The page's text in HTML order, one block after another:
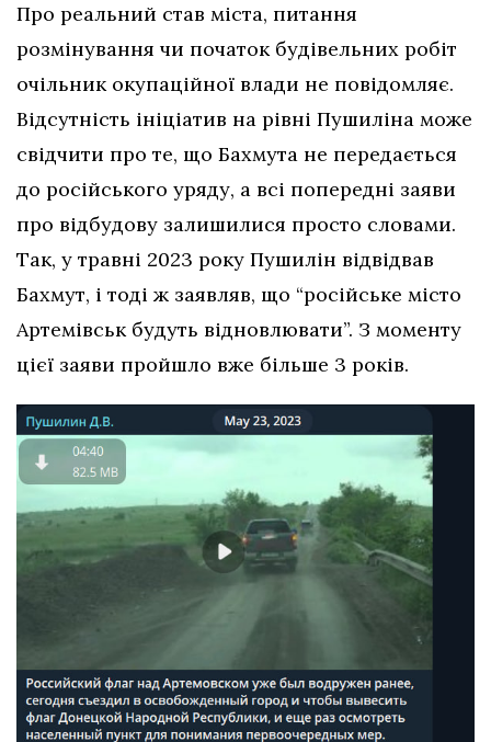
Про реальний став міста, питання
розмінування чи початок будівельних робіт
очільник окупаційної влади не повідомляє.
Відсутність ініціатив на рівні Пушиліна може
свідчити про те, що Бахмута не передається
до російського уряду, а всі попередні заяви
про відбудову залишилися просто словами.
Так, у травні 2023 року Пушилін відвідвав
Бахмут, і тоді ж заявляв, що “російське місто
Артемівськ будуть відновлювати”. З моменту
цієї заяви пройшло вже більше 3 років.